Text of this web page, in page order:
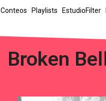
Conteos Playlists EstudioFilter
Broken